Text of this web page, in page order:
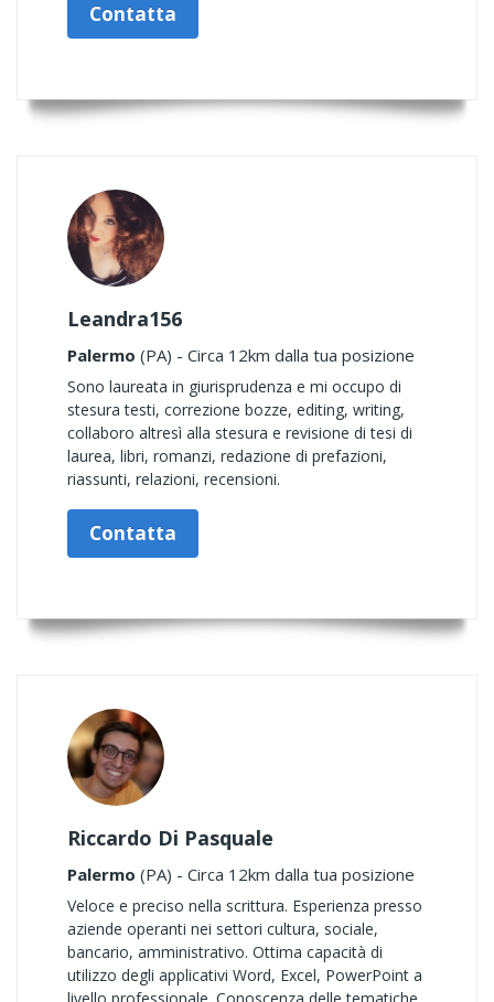
Contatta
Leandra156
Palermo (PA) - Circa 12km dalla tua posizione
Sono laureata in giurisprudenza e mi occupo di
stesura testi, correzione bozze, editing, writing,
collaboro altresì alla stesura e revisione di tesi di
laurea, libri, romanzi, redazione di prefazioni,
riassunti, relazioni, recensioni.
Contatta
Riccardo Di Pasquale
Palermo (PA) - Circa 12km dalla tua posizione
Veloce e preciso nella scrittura. Esperienza presso
aziende operanti nei settori cultura, sociale,
bancario, amministrativo. Ottima capacità di
utilizzo degli applicativi Word, Excel, PowerPoint a